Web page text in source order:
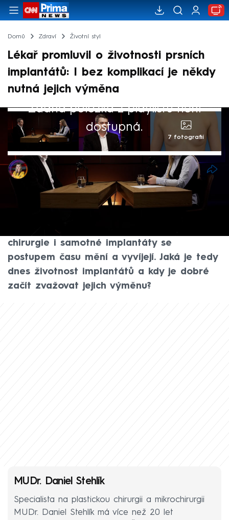
Domů Zdraví Životní styl
Lékař promluvil o životnosti prsních
implantátů: I bez komplikací je někdy
nutná jejich výměna
Žádná položka z playlistu není
dostupná.
7 fotografií
Marie Makovská
19. pro 2024, 07:00
Zvětšení prsou pomocí implantátů,
žádaným zákrokem. Možnosti plastické
chirurgie i samotné implantáty se
postupem času mění a vyvíjejí. Jaká je tedy
dnes životnost implantátů a kdy je dobré
začít zvažovat jejich výměnu?
MUDr. Daniel Stehlík
Specialista na plastickou chirurgii a mikrochirurgii
MUDr. Daniel Stehlík má více než 20 let